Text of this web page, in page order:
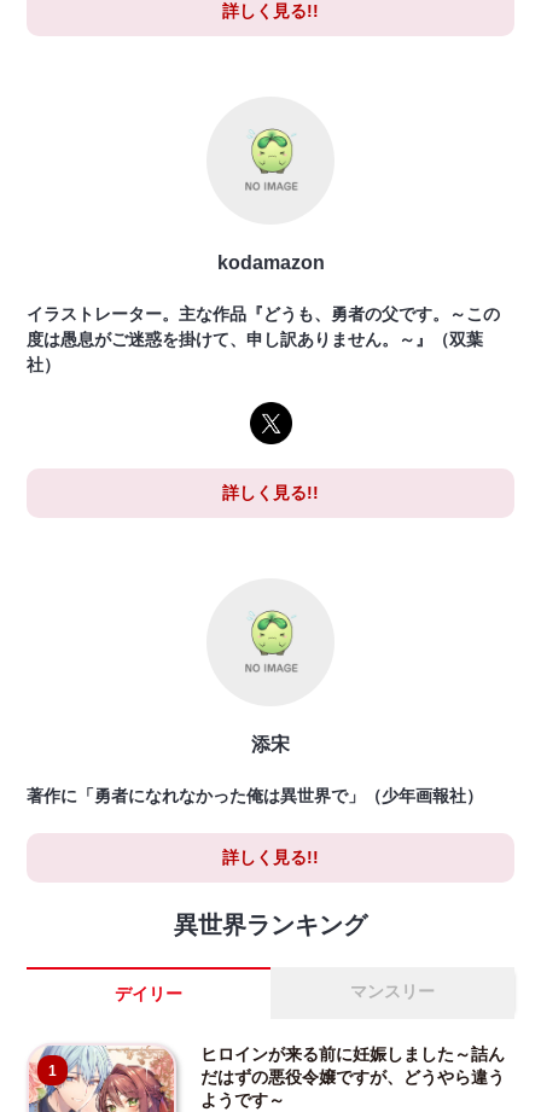
詳しく見る!!
kodamazon
イラストレーター。主な作品『どうも、勇者の父です。～この
度は愚息がご迷惑を掛けて、申し訳ありません。～』（双葉
社）
詳しく見る!!
添宋
著作に「勇者になれなかった俺は異世界で」（少年画報社）
詳しく見る!!
異世界ランキング
デイリー マンスリー
1
ヒロインが来る前に妊娠しました～詰ん
だはずの悪役令嬢ですが、どうやら違う
ようです～